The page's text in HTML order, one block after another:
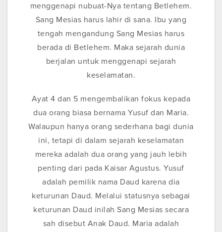
menggenapi nubuat-Nya tentang Betlehem.
Sang Mesias harus lahir di sana. Ibu yang
tengah mengandung Sang Mesias harus
berada di Betlehem. Maka sejarah dunia
berjalan untuk menggenapi sejarah
keselamatan.
Ayat 4 dan 5 mengembalikan fokus kepada
dua orang biasa bernama Yusuf dan Maria.
Walaupun hanya orang sederhana bagi dunia
ini, tetapi di dalam sejarah keselamatan
mereka adalah dua orang yang jauh lebih
penting dari pada Kaisar Agustus. Yusuf
adalah pemilik nama Daud karena dia
keturunan Daud. Melalui statusnya sebagai
keturunan Daud inilah Sang Mesias secara
sah disebut Anak Daud. Maria adalah